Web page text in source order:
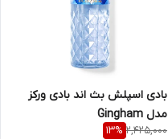
بادی اسپلش بث اند بادی ورکز
مدل Gingham
2,425,000
13%